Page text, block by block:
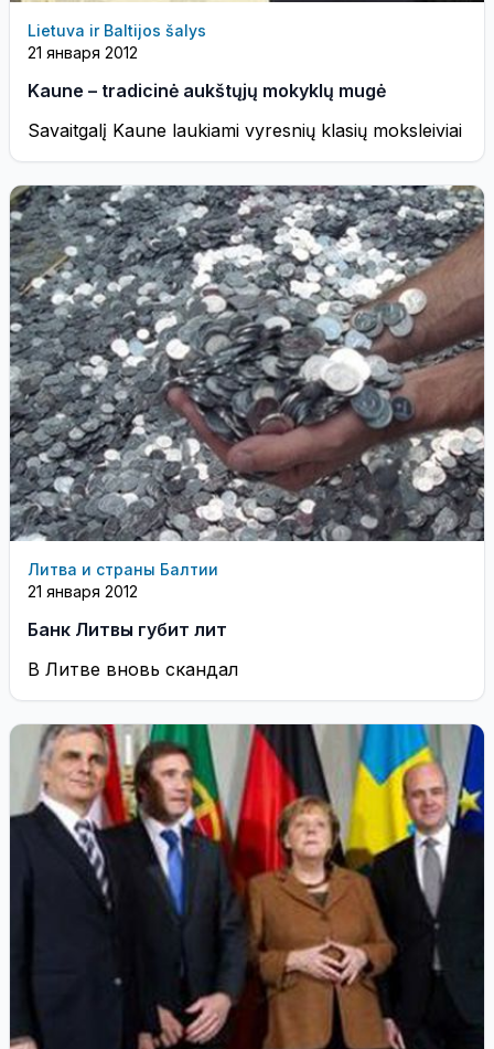
Lietuva ir Baltijos šalys
21 января 2012
Kaune – tradicinė aukštųjų mokyklų mugė
Savaitgalį Kaune laukiami vyresnių klasių moksleiviai
Литва и страны Балтии
21 января 2012
Банк Литвы губит лит
В Литве вновь скандал